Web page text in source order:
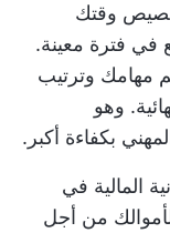
وقتك
في فترة معينة.
مهامك وترتيب
وهو
بكفاءة أكبر.
المالية في
من أجل